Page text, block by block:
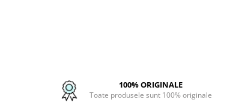
100% ORIGINALE
Toate produsele sunt 100% originale